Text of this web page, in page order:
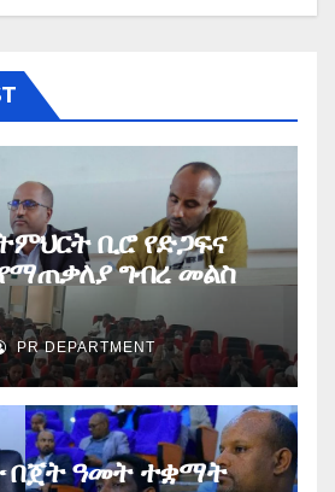
ቢሮ የድጋፍና
ግብረ መልስ
PR DEPARTMENT
በጀት ዓመት ተቋማት